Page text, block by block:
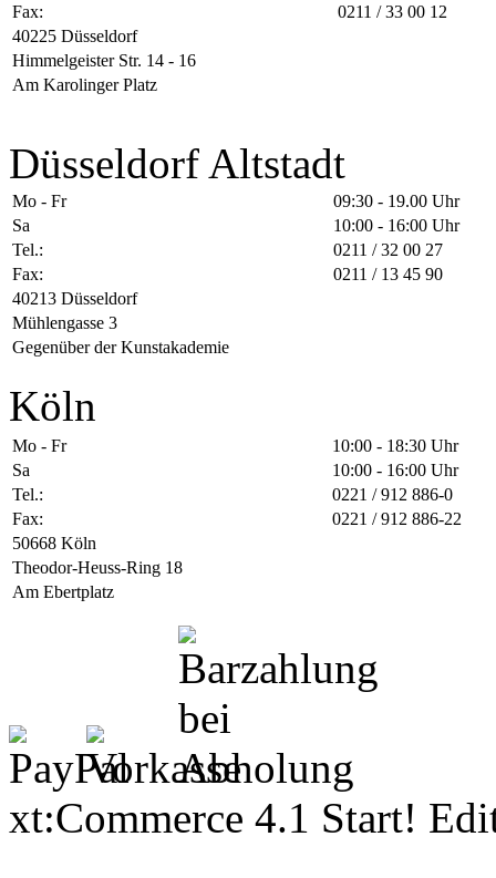
Fax:
0211 / 33 00 12
40225 Düsseldorf
Himmelgeister Str. 14 - 16
Am Karolinger Platz
Düsseldorf Altstadt
Mo - Fr
09:30 - 19.00 Uhr
Sa
10:00 - 16:00 Uhr
Tel.:
0211 / 32 00 27
Fax:
0211 / 13 45 90
40213 Düsseldorf
Mühlengasse 3
Gegenüber der Kunstakademie
Köln
Mo - Fr
10:00 - 18:30 Uhr
Sa
10:00 - 16:00 Uhr
Tel.:
0221 / 912 886-0
Fax:
0221 / 912 886-22
50668 Köln
Theodor-Heuss-Ring 18
Am Ebertplatz
xt:Commerce 4.1 Start!